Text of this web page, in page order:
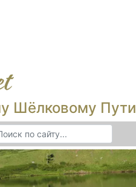
Шёлковому Пути